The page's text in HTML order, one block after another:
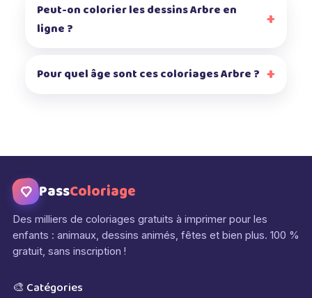
Peut-on colorier les dessins Arbre en
ligne ?
Pour quel âge sont ces coloriages Arbre ?
PassColoriage
Des milliers de coloriages gratuits à imprimer pour les
enfants : animaux, dessins animés, fêtes et bien plus. 100 %
gratuit, sans inscription !
🎨 Catégories